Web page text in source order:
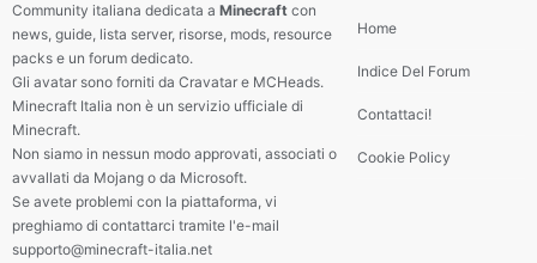
Community italiana dedicata a Minecraft con
news, guide, lista server, risorse, mods, resource
packs e un forum dedicato.
Gli avatar sono forniti da Cravatar e MCHeads.
Minecraft Italia non è un servizio ufficiale di
Minecraft.
Non siamo in nessun modo approvati, associati o
avvallati da Mojang o da Microsoft.
Se avete problemi con la piattaforma, vi
preghiamo di contattarci tramite l'e-mail
supporto@minecraft-italia.net
Home
Indice Del Forum
Contattaci!
Cookie Policy